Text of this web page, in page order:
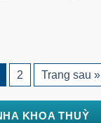
2 Trang sau »
KHOA THUỲ